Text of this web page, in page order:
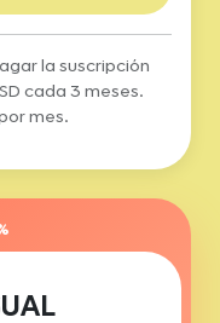
la suscripción
cada 3 meses.
mes.